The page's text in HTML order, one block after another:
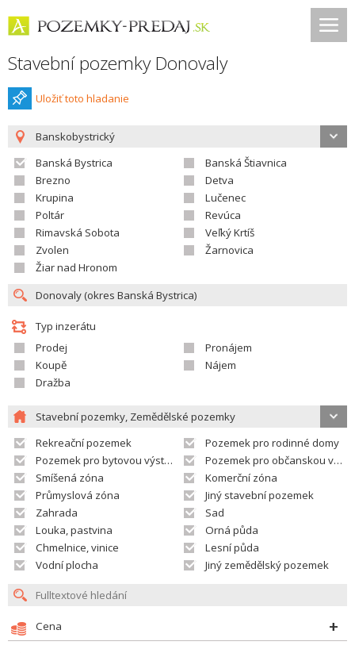
Stavební pozemky Donovaly
Uložiť toto hladanie
Banskobystrický
Banská Bystrica
Banská Štiavnica
Brezno
Detva
Krupina
Lučenec
Poltár
Revúca
Rimavská Sobota
Veľký Krtíš
Zvolen
Žarnovica
Žiar nad Hronom
Typ inzerátu
Prodej
Pronájem
Koupě
Nájem
Dražba
Stavební pozemky, Zemědělské pozemky
Rekreační pozemek
Pozemek pro rodinné domy
Pozemek pro bytovou výstavbu
Pozemek pro občanskou vybavenost
Smíšená zóna
Komerční zóna
Průmyslová zóna
Jiný stavební pozemek
Zahrada
Sad
Louka, pastvina
Orná půda
Chmelnice, vinice
Lesní půda
Vodní plocha
Jiný zemědělský pozemek
Cena